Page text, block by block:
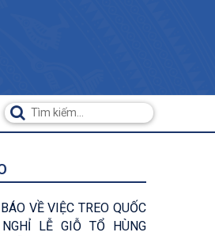
VỀ VIỆC TREO QUỐC
LỄ GIỖ TỔ HÙNG